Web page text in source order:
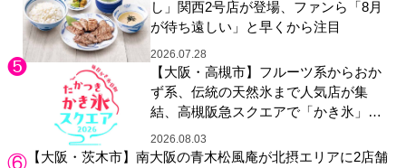
し」関西2号店が登場、ファンら「8月
が待ち遠しい」と早くから注目
2026.07.28
【大阪・高槻市】フルーツ系からおか
ず系、伝統の天然氷まで人気店が集
結、高槻阪急スクエアで「かき氷」祭
り
2026.08.03
【大阪・茨木市】南大阪の青木松風庵が北摂エリアに2店舗